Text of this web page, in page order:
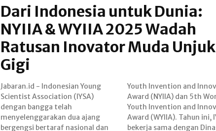
Dari Indonesia untuk Dunia:
NYIIA & WYIIA 2025 Wadah
Ratusan Inovator Muda Unjuk
Gigi
Jabaran.id - Indonesian Young
Scientist Association (IYSA)
dengan bangga telah
menyelenggarakan dua ajang
bergengsi bertaraf nasional dan
Youth Invention and Innovation
Award (NYIIA) dan 5th World
Youth Invention and Innovation
Award (WYIIA). Tahun ini, IYSA
bekerja sama dengan Dinas